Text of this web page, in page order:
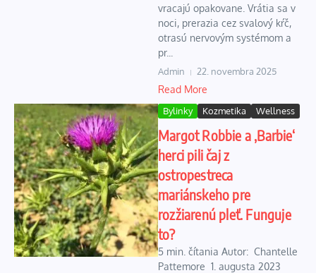
vracajú opakovane. Vrátia sa v
noci, prerazia cez svalový kŕč,
otrasú nervovým systémom a
pr...
Admin 22. novembra 2025
Read More
Bylinky Kozmetika Wellness
Margot Robbie a ‚Barbie‘
herci pili čaj z
ostropestreca
mariánskeho pre
rozžiarenú pleť. Funguje
to?
5 min. čítania Autor: Chantelle
Pattemore 1. augusta 2023